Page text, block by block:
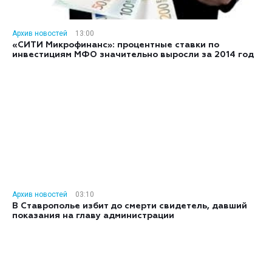
Архив новостей
13:00
«СИТИ Микрофинанс»: процентные ставки по
инвестициям МФО значительно выросли за 2014 год
Архив новостей
03:10
В Ставрополье избит до смерти свидетель, давший
показания на главу администрации